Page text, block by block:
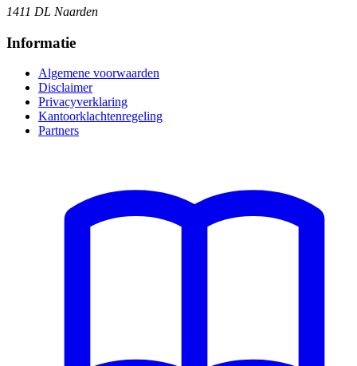
1411 DL Naarden
Informatie
Algemene voorwaarden
Disclaimer
Privacyverklaring
Kantoorklachtenregeling
Partners